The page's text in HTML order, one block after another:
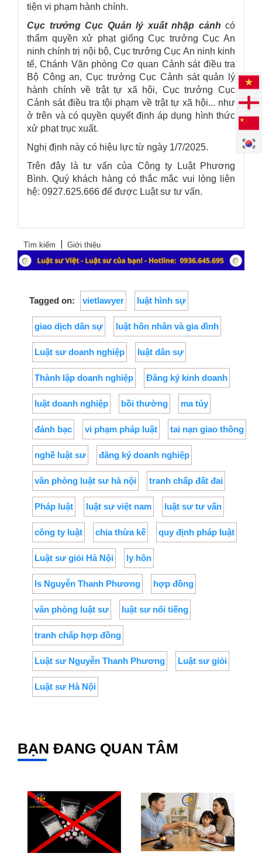
tiện vi phạm hành chính.
Cục trưởng Cục Quản lý xuất nhập cảnh có
thẩm quyền xử phạt giống Cục trưởng Cục An
ninh chính trị nội bộ, Cục trưởng Cục An ninh kinh
tế, Chánh Văn phòng Cơ quan Cảnh sát điều tra
Bộ Công an, Cục trưởng Cục Cảnh sát quản lý
hành chính về trật tự xã hội, Cục trưởng Cục
Cảnh sát điều tra tội phạm về trật tự xã hội... như
ở trên và có quyền quyết định áp dụng hình thức
xử phạt trục xuất.
Nghị định này có hiệu lực từ ngày 1/7/2025.
Trên đây là tư vấn của Công ty Luật Phương
Bình. Quý khách hàng có thắc mắc vui lòng liên
hệ: 0927.625.666 để được Luật sư tư vấn.
Tìm kiếm Giới thiệu
Tagged on: vietlawyer luật hình sự
giao dịch dân sự luật hôn nhân và gia đình
Luật sư doanh nghiệp luật dân sự
Thành lập doanh nghiệp Đăng ký kinh doanh
luật doanh nghiệp bồi thường ma túy
đánh bạc vi phạm pháp luật tai nạn giao thông
nghề luật sư đăng ký doanh nghiệp
văn phòng luật sư hà nội tranh chấp đất đai
Pháp luật luật sư việt nam luật sư tư vấn
công ty luật chia thừa kế quy định pháp luật
Luật sư giỏi Hà Nội ly hôn
ls Nguyễn Thanh Phương hợp đồng
văn phòng luật sư luật sư nổi tiếng
tranh chấp hợp đồng
Luật sư Nguyễn Thanh Phương Luật sư giỏi
Luật sư Hà Nội
BẠN ĐANG QUAN TÂM